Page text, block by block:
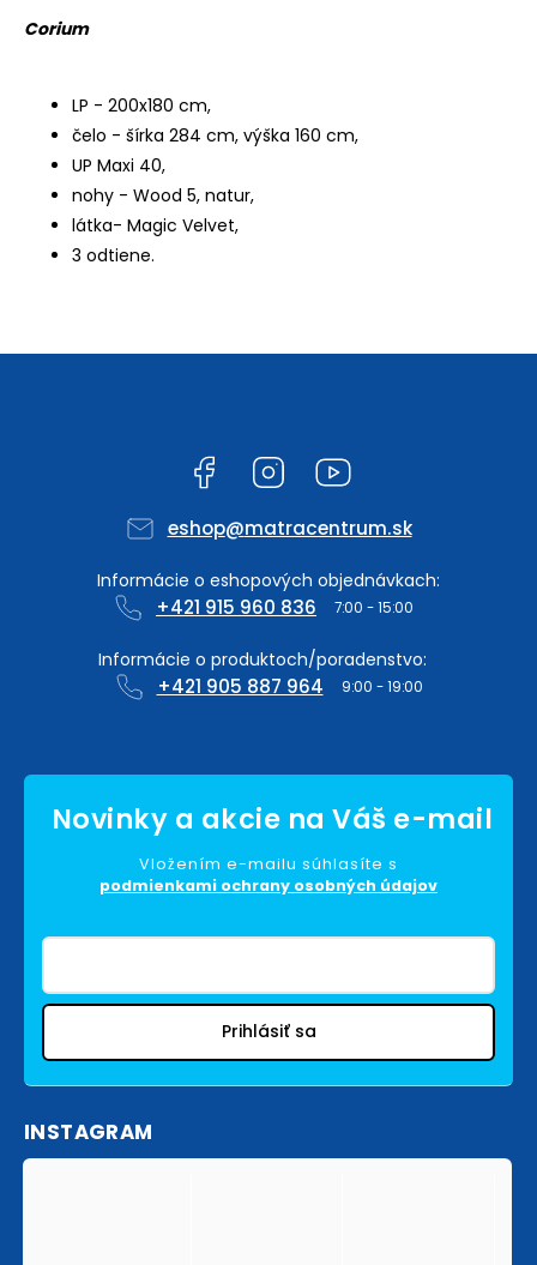
Corium
LP - 200x180 cm,
čelo - šírka 284 cm, výška 160 cm,
UP Maxi 40,
nohy - Wood 5, natur,
látka- Magic Velvet,
3 odtiene.
Facebook Instagram
eshop@matracentrum.sk
+421 915 960 836
+421 905 887 964
Vložením e-mailu súhlasíte s
podmienkami ochrany osobných údajov
Prihlásiť sa
INSTAGRAM